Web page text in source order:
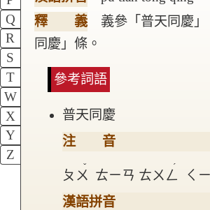
Q
R
S
T
W
X
Y
Z
釋 義
義參「普天同慶
同慶」條。
參考詞語
普天同慶
注 音
ㄆㄨ
ˇ
ㄊㄧㄢ ㄊㄨㄥ
ˊ
ㄑ
漢語拼音